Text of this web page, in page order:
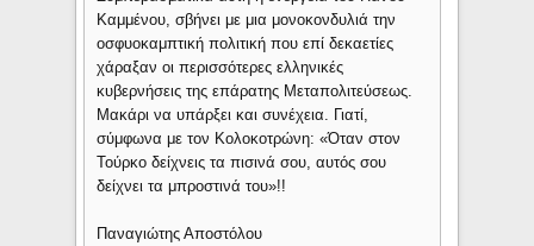
Καμμένου, σβήνει με μια μονοκονδυλιά την
οσφυοκαμπτική πολιτική που επί δεκαετίες
χάραξαν οι περισσότερες ελληνικές
κυβερνήσεις της επάρατης Μεταπολιτεύσεως.
Μακάρι να υπάρξει και συνέχεια. Γιατί,
σύμφωνα με τον Κολοκοτρώνη: «Όταν στον
Τούρκο δείχνεις τα πισινά σου, αυτός σου
δείχνει τα μπροστινά του»!!
Παναγιώτης Αποστόλου